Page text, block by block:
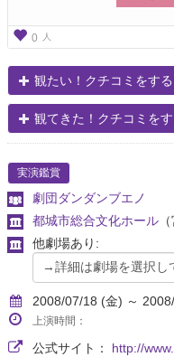
0 人
観たい！クチコミをする
観てきた！クチコミをす
実演鑑賞
劇団ダンダンブエノ
都城市総合文化ホール
他劇場あり:
2008/07/18 (金) ～
上演時間：
公式サイト： http://